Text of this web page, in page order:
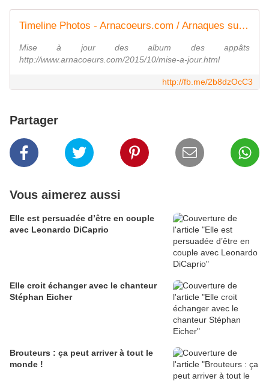
Timeline Photos - Arnacoeurs.com / Arnaques sur les sites de rencontre | Facebook
Mise à jour des album des appâts
http://www.arnacoeurs.com/2015/10/mise-a-jour.html
http://fb.me/2b8dzOcC3
Partager
Vous aimerez aussi
Elle est persuadée d’être en couple
avec Leonardo DiCaprio
Elle croit échanger avec le chanteur
Stéphan Eicher
Brouteurs : ça peut arriver à tout le
monde !